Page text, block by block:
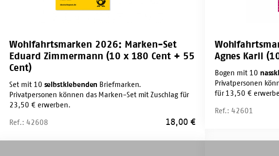
Wohlfahrtsmarken 2026: Marken-Set
Eduard Zimmermann (10 x 180 Cent + 55
Cent)
Set mit 10 selbstklebenden Briefmarken.
Privatpersonen können das Marken-Set mit Zuschlag für
23,50 € erwerben.
Ref.: 42608 18,00 €
Cent)
Agnes Karll
Bogen mit 10
Privatpersonen
für 13,50 €
Ref.: 42601
Cent)